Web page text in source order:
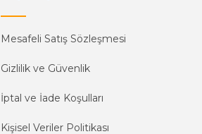
Mesafeli Satış Sözleşmesi
Gizlilik ve Güvenlik
İptal ve İade Koşulları
Kişisel Veriler Politikası